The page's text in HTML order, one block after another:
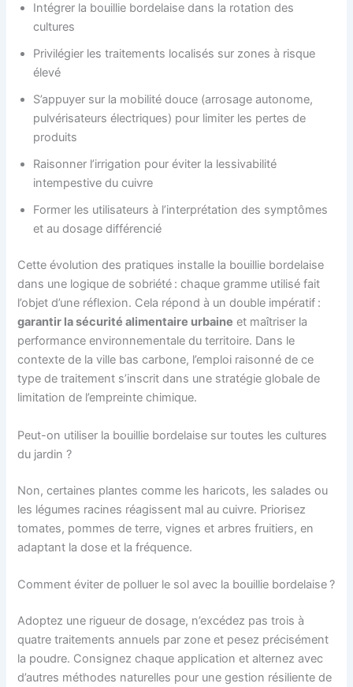
Intégrer la bouillie bordelaise dans la rotation des
cultures
Privilégier les traitements localisés sur zones à risque
élevé
S’appuyer sur la mobilité douce (arrosage autonome,
pulvérisateurs électriques) pour limiter les pertes de
produits
Raisonner l’irrigation pour éviter la lessivabilité
intempestive du cuivre
Former les utilisateurs à l’interprétation des symptômes
et au dosage différencié
Cette évolution des pratiques installe la bouillie bordelaise
dans une logique de sobriété : chaque gramme utilisé fait
l’objet d’une réflexion. Cela répond à un double impératif :
garantir la sécurité alimentaire urbaine et maîtriser la
performance environnementale du territoire. Dans le
contexte de la ville bas carbone, l’emploi raisonné de ce
type de traitement s’inscrit dans une stratégie globale de
limitation de l’empreinte chimique.
Peut-on utiliser la bouillie bordelaise sur toutes les cultures
du jardin ?
Non, certaines plantes comme les haricots, les salades ou
les légumes racines réagissent mal au cuivre. Priorisez
tomates, pommes de terre, vignes et arbres fruitiers, en
adaptant la dose et la fréquence.
Comment éviter de polluer le sol avec la bouillie bordelaise ?
Adoptez une rigueur de dosage, n’excédez pas trois à
quatre traitements annuels par zone et pesez précisément
la poudre. Consignez chaque application et alternez avec
d’autres méthodes naturelles pour une gestion résiliente de